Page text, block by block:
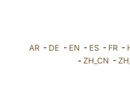
AR- DE - EN - ES- FR-
- ZH_CN -